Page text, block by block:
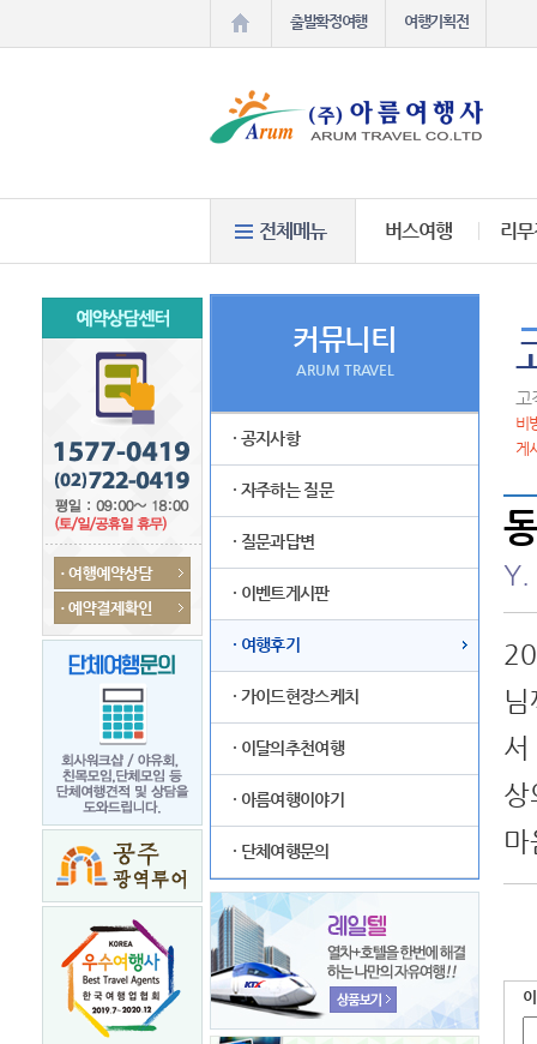
출발확정여행 여행기획전
버스여행 리
커뮤니티
ARUM TRAVEL
· 공지사항
· 자주하는 질문
· 질문과답변
· 이벤트게시판
· 여행후기
· 가이드현장스케치
· 이달의추천여행
· 아름여행이야기
· 단체여행문의
고
비
게
서
상